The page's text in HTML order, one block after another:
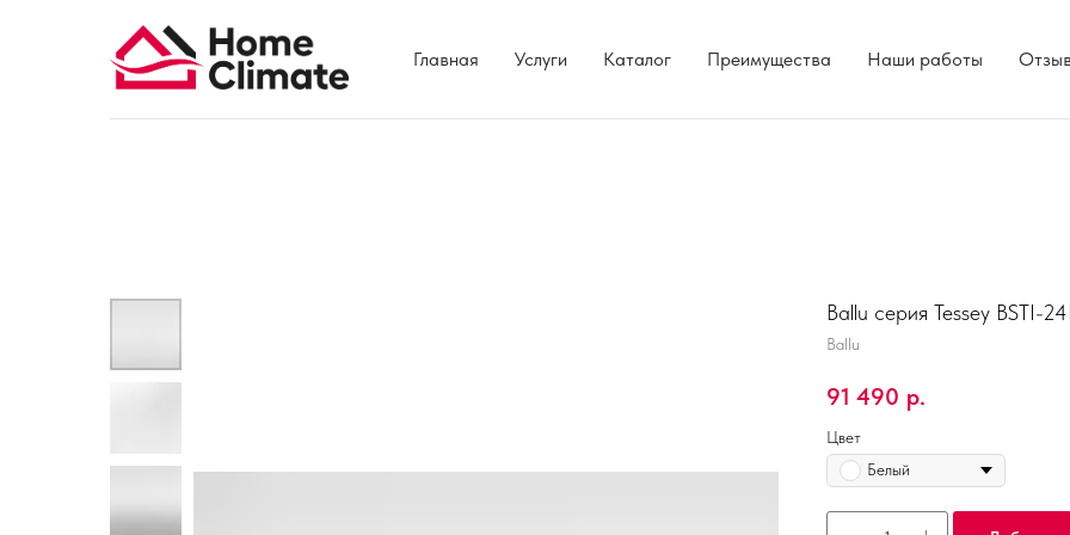
Главная Услуги Каталог Преимущества Наши работы
Ballu серия Tessey BSTI-
Ballu
91 490 р.
Цвет
Белый